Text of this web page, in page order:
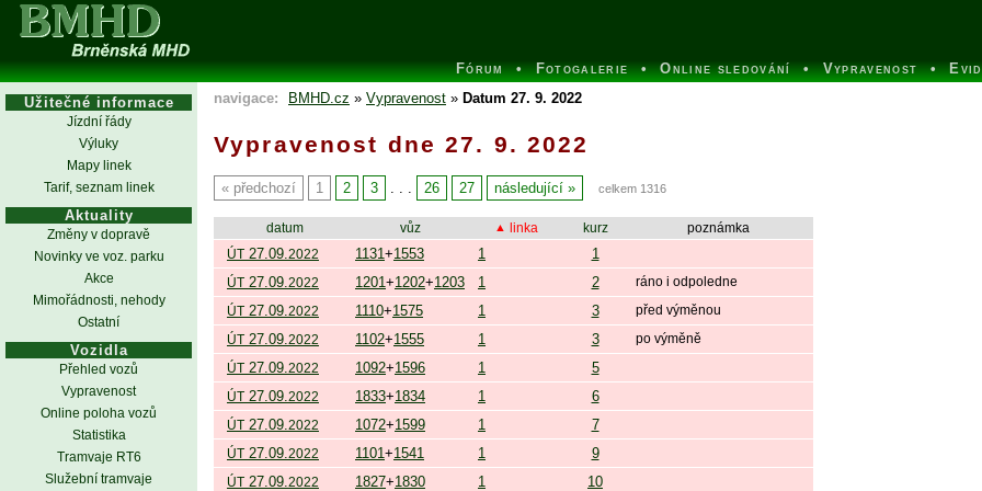
Fórum Fotogalerie Online sledování Vypravenost
Vypravenost dne 27. 9. 2022
předchozí 1 2 3 . . . 26 27 následující celkem 1316
datum vůz linka kurz
poznámka
ÚT 27.09.2022 1131+1553 1 1
ÚT 27.09.2022 1201+1202+1203 1 2
ráno i odpoledne
ÚT 27.09.2022 1110+1575 1 3
před výměnou
ÚT 27.09.2022 1102+1555 1 3
po výměně
ÚT 27.09.2022 1092+1596 1 5
ÚT 27.09.2022 1833+1834 1 6
ÚT 27.09.2022 1072+1599 1 7
ÚT 27.09.2022 1101+1541 1 9
ÚT 27.09.2022 1827+1830 1 10
Užitečné informace
Jízdní řády
Výluky
Mapy linek
Tarif, seznam linek
Aktuality
Změny v dopravě
Novinky ve voz. parku
Akce
Mimořádnosti, nehody
Ostatní
Vozidla
Přehled vozů
Vypravenost
Online poloha vozů
Statistika
Tramvaje RT6
Služební tramvaje
navigace: BMHD.cz » Vypravenost » Datum 27. 9. 2022